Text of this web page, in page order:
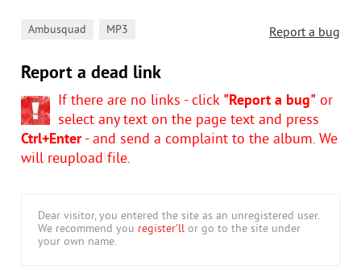
Report a bug
Ambusquad MP3
Report a dead link
If there are no links - click "Report a bug" or
select any text on the page text and press
Ctrl+Enter- and send a complaint to the album. We
will reupload file.
Dear visitor, you entered the site as an unregistered user.
We recommend you register'll or go to the site under
your own name.